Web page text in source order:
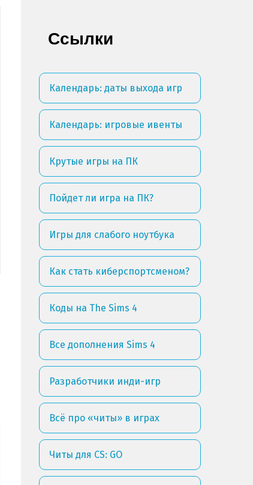
Ссылки
Календарь: даты выхода игр
Календарь: игровые ивенты
Крутые игры на ПК
Пойдет ли игра на ПК?
Игры для слабого ноутбука
Как стать киберспортсменом?
Коды на The Sims 4
Все дополнения Sims 4
Разработчики инди-игр
Всё про «читы» в играх
Читы для CS: GO